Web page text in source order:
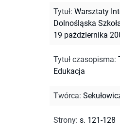
Tytuł: Warsztaty
Dolnośląska
19 października
Tytuł czasopisma:
Edukacja
Twórca:
Strony: s. 121-128